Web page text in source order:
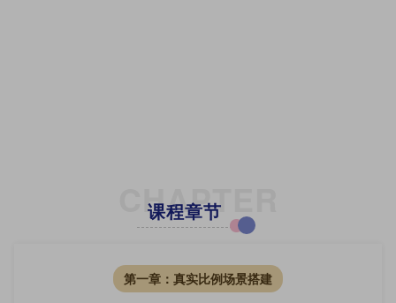
CHAPTER
课程章节
第一章：真实比例场景搭建